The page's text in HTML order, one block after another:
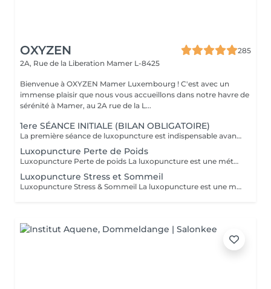
OXYZEN
285
2A, Rue de la Liberation Mamer L-8425
Bienvenue à OXYZEN Mamer Luxembourg ! C'est avec un
immense plaisir que nous vous accueillons dans notre havre de
sérénité à Mamer, au 2A rue de la L...
1ere SÉANCE INITIALE (BILAN OBLIGATOIRE)
La première séance de luxopuncture est indispensable avant de débuter tout programme. D'une durée d'environ 1 heure, elle se déroule en deux temps : 30 minutes d'échange approfondi (anamnèse) pour comprendre vos besoins, vos habitudes et définir vos objectifs 30 minutes de séance de luxopuncture, adaptée en fonction de cet échange Cette étape permet de personnaliser votre accompagnement et d'optimiser les résultats. Chaque protocole est ainsi ajusté à votre profil (poids, stress, sommeil, compulsions). Séance essentielle pour un suivi efficace et durable Permet un accompagnement sur mesure Un premier pas vers votre équilibre et votre bien-être durable.
Luxopuncture Perte de Poids
Luxopuncture Perte de poids La luxopuncture est une méthode douce et non invasive qui aide à réguler l'appétit, réduire les fringales et rééquilibrer le métabolisme. Idéale pour accompagner une perte de poids progressive, elle agit également sur le stress et les compulsions alimentaires. Chaque séance est adaptée à vos besoins afin de vous accompagner en douceur vers un meilleur équilibre et des résultats durables. Un accompagnement naturel pour retrouver légèreté, équilibre et bien-être au quotidien.
Luxopuncture Stress et Sommeil
Luxopuncture Stress & Sommeil La luxopuncture est une méthode douce et non invasive qui aide à apaiser le système nerveux, réduire le stress et améliorer la qualité du sommeil. Elle se pratique à l'aide d'un stylo à infrarouge qui stimule des points réflexes du corps, sans aiguille et en toute douceur. Chaque séance est adaptée à vos besoins afin de favoriser un relâchement profond et un apaisement durable. Un accompagnement naturel pour retrouver calme, sérénité et un sommeil réparateur.